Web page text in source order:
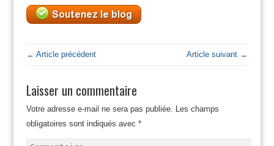
← Article précédent Article suivant →
Laisser un commentaire
Votre adresse e-mail ne sera pas publiée. Les champs
obligatoires sont indiqués avec *